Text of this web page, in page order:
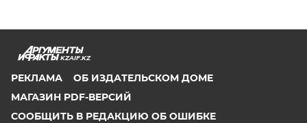
KZAIF.KZ
РЕКЛАМА
ОБ ИЗДАТЕЛЬСКОМ ДОМЕ
МАГАЗИН PDF-ВЕРСИЙ
СООБЩИТЬ В РЕДАКЦИЮ ОБ ОШИБКЕ